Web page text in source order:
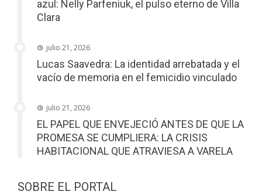
azul: Nelly Parfeniuk, el pulso eterno de Villa
Clara
julio 21, 2026
Lucas Saavedra: La identidad arrebatada y el
vacío de memoria en el femicidio vinculado
julio 21, 2026
EL PAPEL QUE ENVEJECIÓ ANTES DE QUE LA
PROMESA SE CUMPLIERA: LA CRISIS
HABITACIONAL QUE ATRAVIESA A VARELA
SOBRE EL PORTAL